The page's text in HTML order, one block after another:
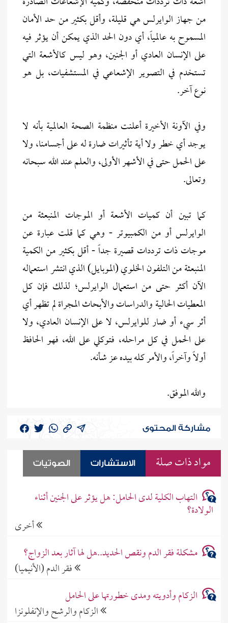
من جهاز الوايرلس هي قليلة، وأقل بكثير من حد الأمان
المسموح به عالمياً، أي دون الحد الذي يمكن أن يؤثر فيه
على الإنسان العادي أو الجنين، وهو ليس كالأشعة التي
تستخدم في التصوير الإشعاعي في المستشفيات، بل هو
نوع آخر.
وفي الآونة الأخيرة أعلنت منظمة الصحة العالمية بأنه لا
يوجد أي خطر ولا أية تأثيرات ضارة له على أجسامنا، ولا
على الحمل حتى في الأشهر الأولى، والعلم عند الله سبحانه
وتعالى.
كما تبين أن كميات الأشعة أو الموجات المنبعثة من
الوايرلس أو من الكمبيوتر - وهي كما قلت عبارة عن
موجات ذات ترددات قصيرة جداً - أقل بكثير من الكمية
المنبعثة من التلفون الخلوي (الموبايل) الذي انتشر استعماله
الآن أكثر حتى من استعمال الوايرلس؛ لذلك فإن كل
المعطيات الحالية والدراسات والأبحاث المجراة لم تظهر أي
أثر سيء أو ضار للوايرلس، لا على الإنسان العادي، ولا
على الحمل في كل مراحله، فتوكلي على الله، فهو الحافظ
أولاً وآخراً، والأمر كله بيده عز شأنه.
والله الموفق.
مشاركة المحتوى
مواد ذات صلة الاستشارات الصوتيات
التهاب الكلية لدى الحامل: هل يؤثر على الجنين أثناء
الولادة؟
أخرى
مشكلة فقر الدم ونقص الحديد..هل لها آثار بعد الزواج؟
فقر الدم (الأنيميا)
الزكام وأدويته ومدى خطورتها على الحامل
الزكام والرشح والإنفلونزا